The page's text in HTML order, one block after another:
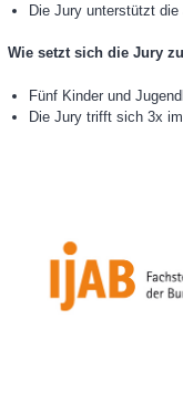
Die Jury unterstützt die
Wie setzt sich die Jury
Fünf Kinder und
Die Jury trifft sich 3x